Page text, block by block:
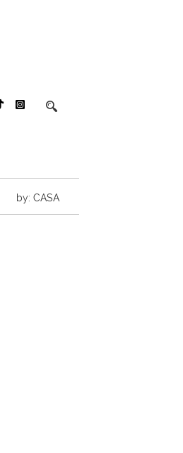
by: CASA